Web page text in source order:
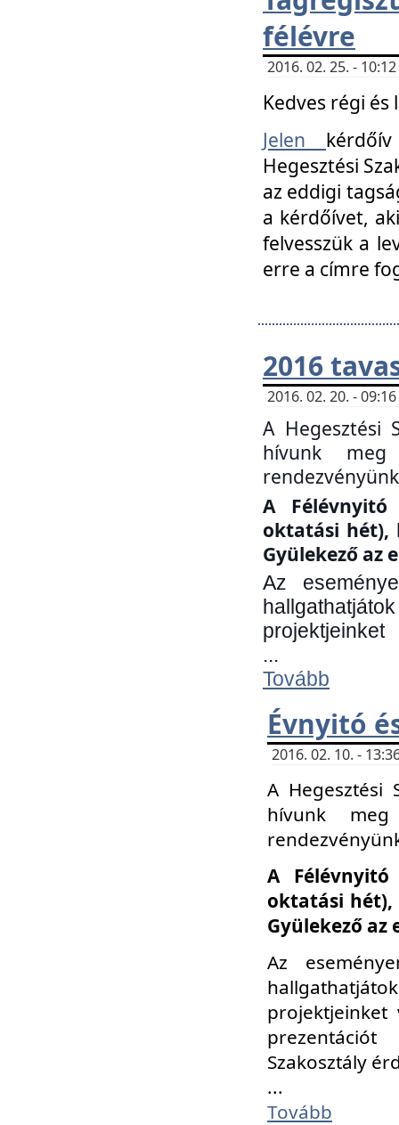
félévre
2016. 02. 25. -
Kedves régi
Jelen
Hegesztési
az eddigi
a kérdőívet,
felvesszük a
erre a címre
2016
2016. 02. 20. -
A Hegesztési
hívunk
A
oktatási hét),
Gyülekező az
Az
projektjeinket
...
Tovább
Évnyitó
2016. 02. 10. -
A Hegesztési
hívunk
A
oktatási hét),
Gyülekező az
Az
Szakosztály
...
Tovább